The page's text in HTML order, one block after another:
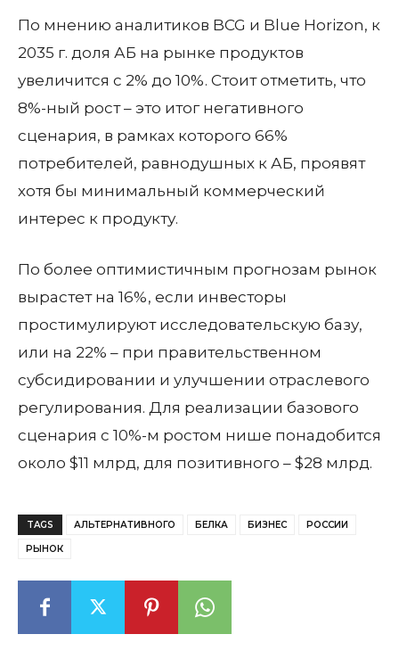
По мнению аналитиков BCG и Blue Horizon, к
2035 г. доля АБ на рынке продуктов
увеличится с 2% до 10%. Стоит отметить, что
8%-ный рост – это итог негативного
сценария, в рамках которого 66%
потребителей, равнодушных к АБ, проявят
хотя бы минимальный коммерческий
интерес к продукту.
По более оптимистичным прогнозам рынок
вырастет на 16%, если инвесторы
простимулируют исследовательскую базу,
или на 22% – при правительственном
субсидировании и улучшении отраслевого
регулирования. Для реализации базового
сценария с 10%-м ростом нише понадобится
около $11 млрд, для позитивного – $28 млрд.
TAGS АЛЬТЕРНАТИВНОГО БЕЛКА БИЗНЕС РОССИИ
РЫНОК